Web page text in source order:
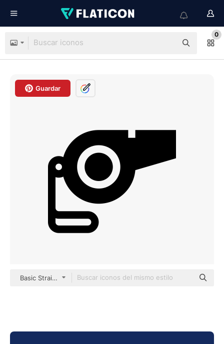
0
Guardar
Basic Straight Filled